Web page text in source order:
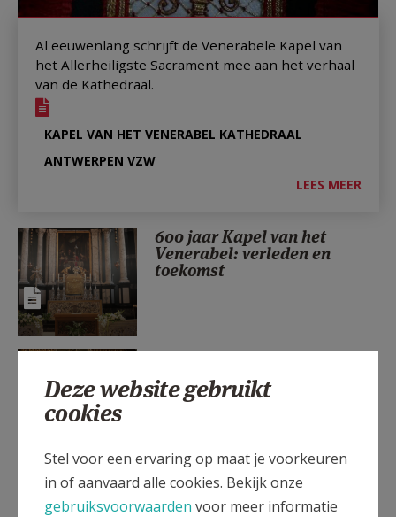
AANMELDEN OF REGISTREREN
Al eeuwenlang schrijft de Venerabele Kapel van
het Allerheiligste Sacrament mee aan het verhaal
van de Kathedraal.
KAPEL VAN HET VENERABEL KATHEDRAAL
ANTWERPEN VZW
LEES MEER
600 jaar Kapel van het
Venerabel: verleden en
toekomst
Visie van onze Kapel
De geschiedenis van onze
Kapel
Deze website gebruikt
cookies
Stel voor een ervaring op maat je voorkeuren
in of aanvaard alle cookies. Bekijk onze
gebruiksvoorwaarden voor meer informatie